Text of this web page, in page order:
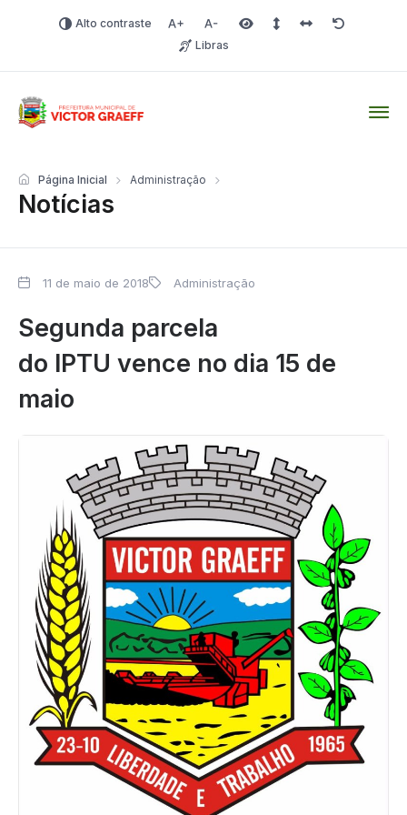
Alto contraste Aumentar fonte
Diminuir fonteÁrea selecionada
Espaçamento de linha
Espaço dos
Redefinir
Libras
Notícias
Página Inicial Administração
11 de maio de 2018 Administração
Segunda parcela
do IPTU vence no dia 15 de
maio